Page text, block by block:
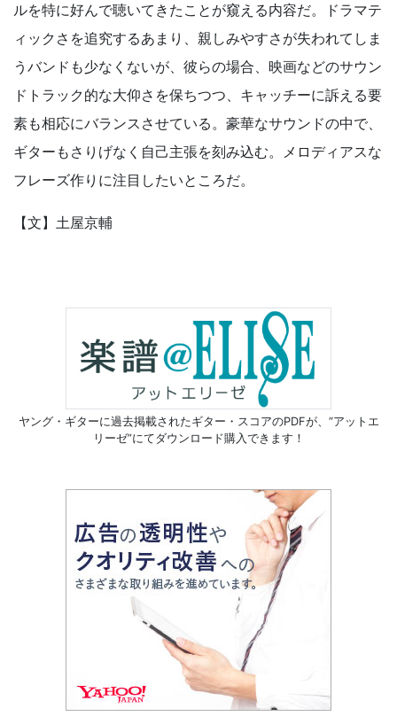
ルを特に好んで聴いてきたことが窺える内容だ。ドラマテ
ィックさを追究するあまり、親しみやすさが失われてしま
うバンドも少なくないが、彼らの場合、映画などのサウン
ドトラック的な大仰さを保ちつつ、キャッチーに訴える要
素も相応にバランスさせている。豪華なサウンドの中で、
ギターもさりげなく自己主張を刻み込む。メロディアスな
フレーズ作りに注目したいところだ。
【文】土屋京輔
ヤング・ギターに過去掲載されたギター・スコアのPDFが、 “アットエ
リーゼ”にてダウンロード購入できます！